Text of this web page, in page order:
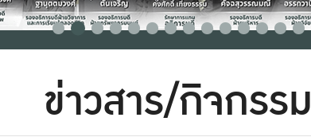
ข่าวสาร/กิจกรรม